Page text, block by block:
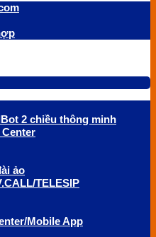
2 chiều thông minh
ảo
TELESIP
Mobile App